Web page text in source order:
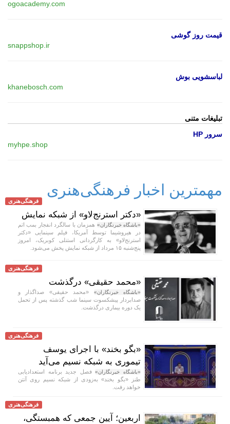
ogoacademy.com
قیمت روز گوشی
snappshop.ir
لباسشویی بوش
khanebosch.com
تبلیغات متنی
سرور HP
myhpe.shop
مهمترین اخبار فرهنگی‌هنری
فرهنگی‌هنری
«دکتر استرنج‌لاو» از شبکه نمایش
«باشگاه خبرنگاران» همزمان با سالگرد انفجار بمب اتم
در هیروشیما توسط آمریکا، فیلم سینمایی «دکتر
استرنج‌لاو» به کارگردانی استنلی کوبریک، امروز
پنج‌شنبه ۱۵ مرداد از شبکه نمایش پخش می‌شود.
فرهنگی‌هنری
«محمد حقیقی» درگذشت
«باشگاه خبرنگاران» «محمد حقیقی» صداگذار و
صدابردار پیشکسوت سینما شب گذشته پس از تحمل
یک دوره بیماری درگذشت.
فرهنگی‌هنری
«بگو بخند» با اجرای یوسف
تیموری به شبکه نسیم می‌آید
«باشگاه خبرنگاران»فصل جدید برنامه استعدادیابی
طنز «بگو بخند» به‌زودی از شبکه نسیم روی آنتن
خواهد رفت.
فرهنگی‌هنری
اربعین؛ آیین جمعی که همبستگی،